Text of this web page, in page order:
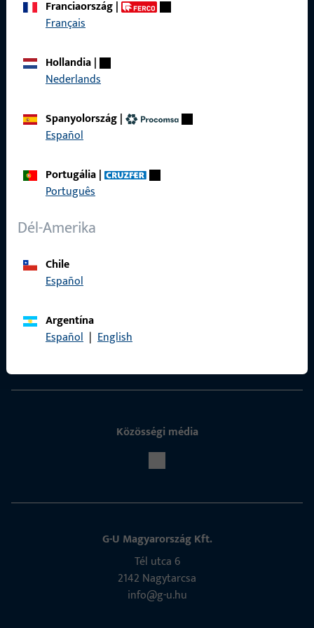
Franciaország|
Français
Hollandia|
Nederlands
Spanyolország|
Español
Portugália|
Português
Dél-Amerika
Chile
Español
Argentína
Español | English
Általános
Termékkatalógus
Közösségi média
G-U Magyarország Kft.
Tél utca 6
2142 Nagytarcsa
info@g-u.hu